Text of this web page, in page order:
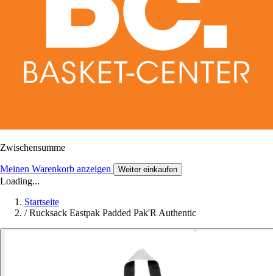
Zwischensumme
Meinen Warenkorb anzeigen Weiter einkaufen
Loading...
Startseite
/ Rucksack Eastpak Padded Pak'R Authentic